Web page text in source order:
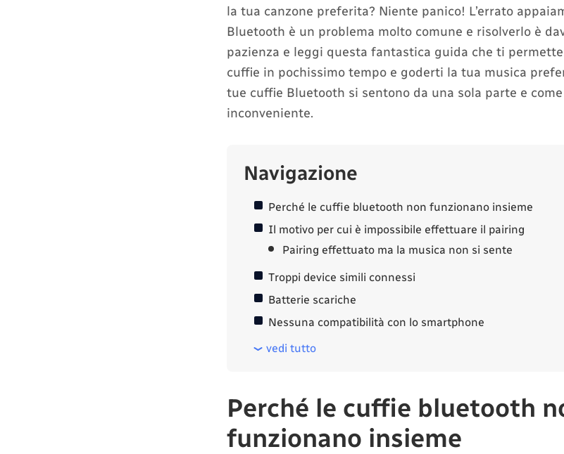
la tua canzone preferita? Niente panico! L’errato
Bluetooth è un problema molto comune e risolverlo è
pazienza e leggi questa fantastica guida che ti
cuffie in pochissimo tempo e goderti la tua musica
tue cuffie Bluetooth si sentono da una sola parte e
inconveniente.
Navigazione
Perché le cuffie bluetooth non funzionano insieme
Il motivo per cui è impossibile effettuare il pairing
Pairing effettuato ma la musica non si sente
Troppi device simili connessi
Batterie scariche
Nessuna compatibilità con lo smartphone
vedi tutto
Perché le cuffie bluetooth
funzionano insieme